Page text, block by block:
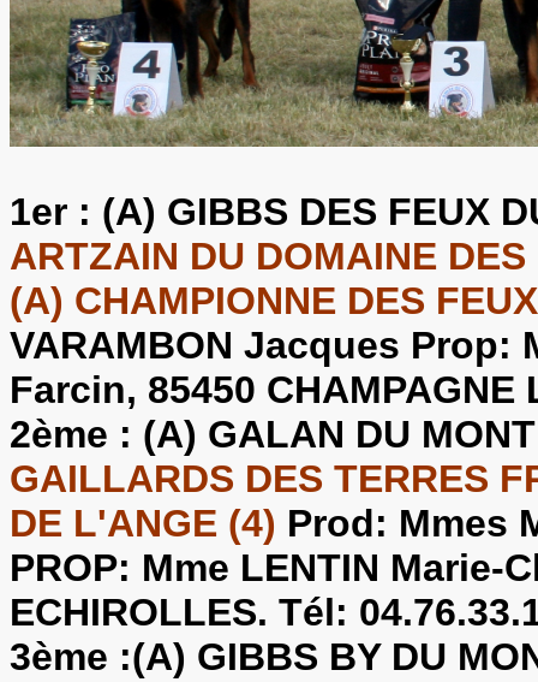
1er : (A) GIBBS DES FEUX
ARTZAIN DU DOMAINE
(A) CHAMPIONNE DES
VARAMBON Jacques Prop:
Farcin, 85450 CHAMPAGNE
2ème : (A) GALAN DU
GAILLARDS DES TERRES
DE L'ANGE (4) Prod: Mmes
PROP: Mme LENTIN Marie-
ECHIROLLES. Tél:
3ème :(A) GIBBS BY DU